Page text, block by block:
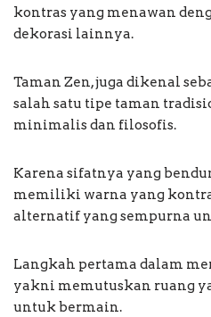
kontras yang menawan
dekorasi lainnya.
Taman Zen, juga dikenal
salah satu tipe taman
minimalis dan filosofis.
Karena sifatnya yang
memiliki warna yang
alternatif yang sempurna
Langkah pertama dalam
yakni memutuskan ruang
untuk bermain.